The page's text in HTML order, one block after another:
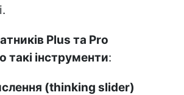
Plus та Pro
інструменти:
(thinking slider)